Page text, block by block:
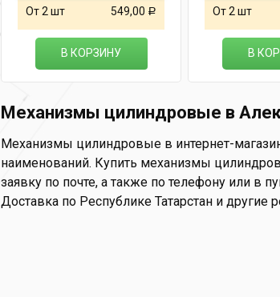
От 2 шт 549,00 Р
В КОРЗИНУ
От 2 шт
В
Механизмы цилиндровые в
Механизмы цилиндровые в интернет-
наименований. Купить механизмы
заявку по почте, а также по телефону или в
Доставка по Республике Татарстан и другие